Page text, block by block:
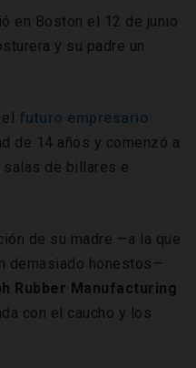
en Boston el 12 de junio
y su padre un
futuro empresario
de 14 años y comenzó a
salas de billares e
de su madre —a la que
demasiado honestos—
Rubber Manufacturing
con el caucho y los